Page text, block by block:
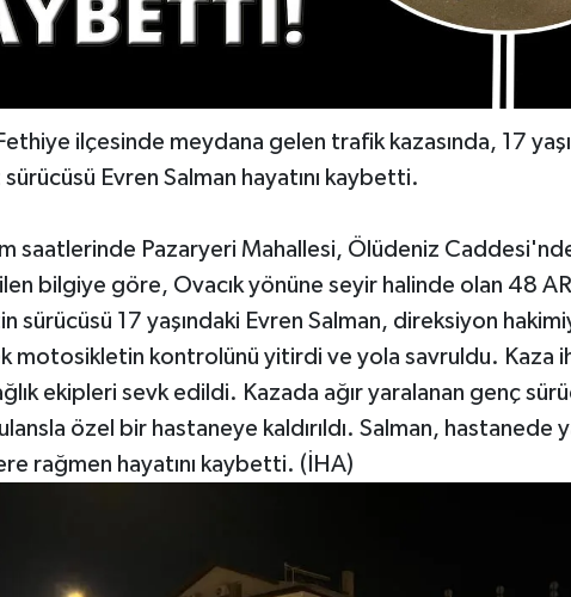
ilçesinde meydana gelen trafik kazasında, 17
Evren Salman hayatını kaybetti.
saatlerinde Pazaryeri Mahallesi, Ölüdeniz
bilgiye göre, Ovacık yönüne seyir halinde olan 48
sürücüsü 17 yaşındaki Evren Salman, direksiyon
motosikletin kontrolünü yitirdi ve yola savruldu. Kaza
ekipleri sevk edildi. Kazada ağır yaralanan genç
özel bir hastaneye kaldırıldı. Salman, hastanede
rağmen hayatını kaybetti. (İHA)